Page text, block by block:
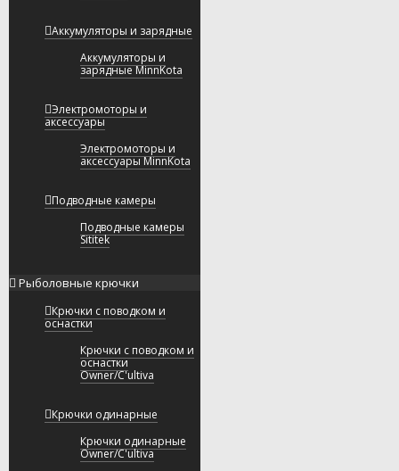
Аккумуляторы и зарядные
Аккумуляторы и
зарядные MinnKota
Электромоторы и
аксессуары
Электромоторы и
аксессуары MinnKota
Подводные камеры
Подводные камеры
Sititek
Рыболовные крючки
Крючки с поводком и
оснастки
Крючки с поводком и
оснастки
Owner/C'ultiva
Крючки одинарные
Крючки одинарные
Owner/C'ultiva